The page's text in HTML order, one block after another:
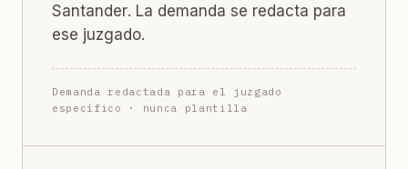
Santander. La demanda se redacta para
ese juzgado.
Demanda redactada para el juzgado
específico · nunca plantilla